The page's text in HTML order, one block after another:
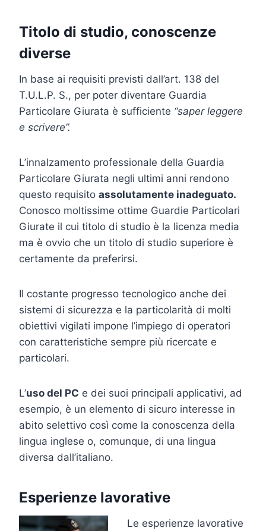
Titolo di studio, conoscenze
diverse
In base ai requisiti previsti dall’art. 138 del
T.U.L.P. S., per poter diventare Guardia
Particolare Giurata è sufficiente “saper leggere
e scrivere”.
L’innalzamento professionale della Guardia
Particolare Giurata negli ultimi anni rendono
questo requisito assolutamente inadeguato.
Conosco moltissime ottime Guardie Particolari
Giurate il cui titolo di studio è la licenza media
ma è ovvio che un titolo di studio superiore è
certamente da preferirsi.
Il costante progresso tecnologico anche dei
sistemi di sicurezza e la particolarità di molti
obiettivi vigilati impone l’impiego di operatori
con caratteristiche sempre più ricercate e
particolari.
L’uso del PC e dei suoi principali applicativi, ad
esempio, è un elemento di sicuro interesse in
abito selettivo così come la conoscenza della
lingua inglese o, comunque, di una lingua
diversa dall’italiano.
Esperienze lavorative
Le esperienze lavorative